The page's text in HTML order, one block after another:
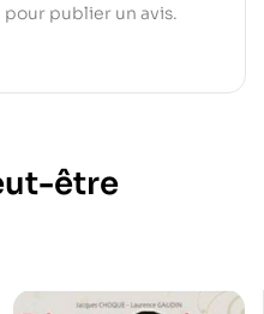
pour publier un avis.
être